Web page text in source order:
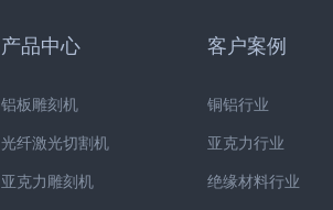
产品中心
铝板雕刻机
光纤激光切割机
亚克力雕刻机
客户案例
铜铝行业
亚克力行业
绝缘材料行业